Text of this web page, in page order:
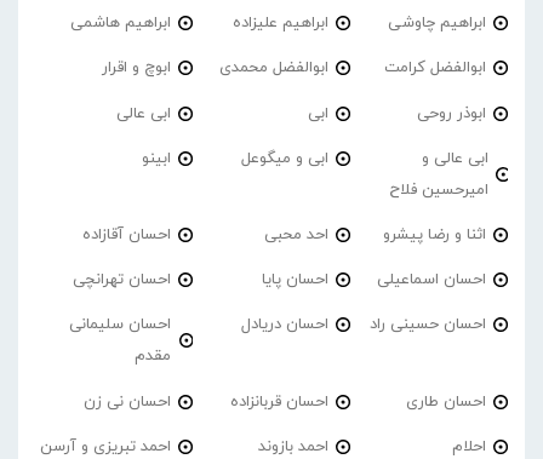
ابراهیم چاوشی ابراهیم علیزاده ابراهیم هاشمی
ابوالفضل کرامت ابوالفضل محمدی ابوچ و اقرار
ابوذر روحی ابی ابی عالی
ابی عالی و
امیرحسین فلاح
ابی و میگوعل ابینو
اثنا و رضا پیشرو احد محبی احسان آقازاده
احسان اسماعیلی احسان پایا احسان تهرانچی
احسان حسینی راد احسان دریادل
احسان سلیمانی
مقدم
احسان طاری احسان قربانزاده احسان نی زن
احلام احمد بازوند احمد تبریزی و آرسن